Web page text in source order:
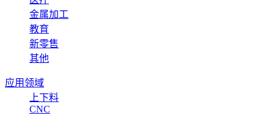
金属加工
教育
新零售
其他
应用领域
上下料
CNC